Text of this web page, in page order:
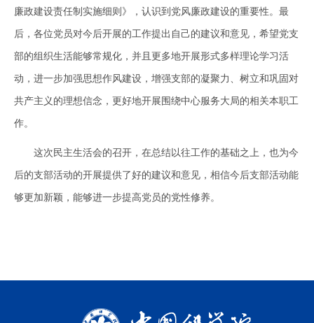
廉政建设责任制实施细则》，认识到党风廉政建设的重要性。最
后，各位党员对今后开展的工作提出自己的建议和意见，希望党支
部的组织生活能够常规化，并且更多地开展形式多样理论学习活
动，进一步加强思想作风建设，增强支部的凝聚力、树立和巩固对
共产主义的理想信念，更好地开展围绕中心服务大局的相关本职工
作。
这次民主生活会的召开，在总结以往工作的基础之上，也为今
后的支部活动的开展提供了好的建议和意见，相信今后支部活动能
够更加新颖，能够进一步提高党员的党性修养。